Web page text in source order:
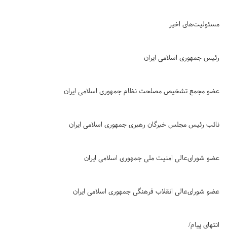
مسئولیت‌های اخیر
رئیس جمهوری اسلامی ایران
عضو مجمع تشخیص مصلحت نظام جمهوری اسلامی ایران
نائب رئیس مجلس خبرگان رهبری جمهوری اسلامی ایران
عضو شورای‌عالی امنیت ملی جمهوری اسلامی ایران
عضو شورای‌عالی انقلاب فرهنگی جمهوری اسلامی ایران
انتهای پیام/